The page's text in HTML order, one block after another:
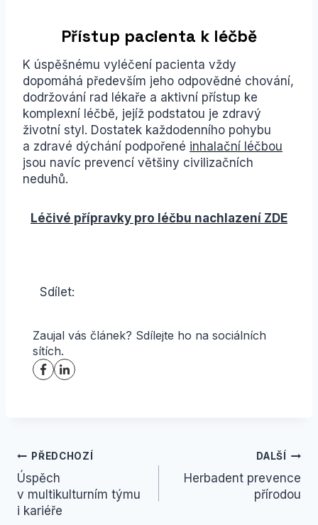
Přístup pacienta k léčbě
K úspěšnému vyléčení pacienta vždy
dopomáhá především jeho odpovědné chování,
dodržování rad lékaře a aktivní přístup ke
komplexní léčbě, jejíž podstatou je zdravý
životní styl. Dostatek každodenního pohybu
a zdravé dýchání podpořené inhalační léčbou
jsou navíc prevencí většiny civilizačních
neduhů.
Léčivé přípravky pro léčbu nachlazení ZDE
Sdílet:
Zaujal vás článek? Sdílejte ho na sociálních
sítích.
Navigace
pro
příspěvek
PŘEDCHOZÍ
Úspěch
v multikulturním týmu
i kariéře
DALŠÍ
Herbadent prevence
přírodou